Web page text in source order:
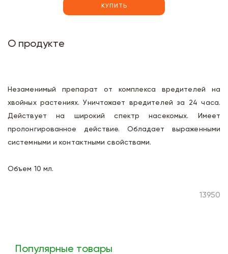
КУПИТЬ
О продукте
Незаменимый препарат от комплекса вредителей на
хвойных растениях. Уничтожает вредителей за 24 часа.
Действует на широкий спектр насекомых. Имеет
пролонгированное действие. Обладает выраженными
системными и контактными свойствами.
Объем 10 мл.
13950
Популярные товары